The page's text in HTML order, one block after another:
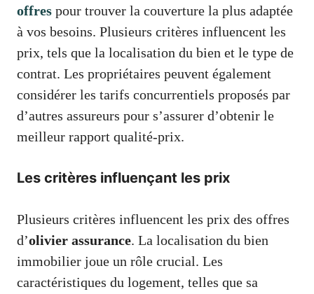
offres pour trouver la couverture la plus adaptée
à vos besoins. Plusieurs critères influencent les
prix, tels que la localisation du bien et le type de
contrat. Les propriétaires peuvent également
considérer les tarifs concurrentiels proposés par
d’autres assureurs pour s’assurer d’obtenir le
meilleur rapport qualité-prix.
Les critères influençant les prix
Plusieurs critères influencent les prix des offres
d’olivier assurance. La localisation du bien
immobilier joue un rôle crucial. Les
caractéristiques du logement, telles que sa